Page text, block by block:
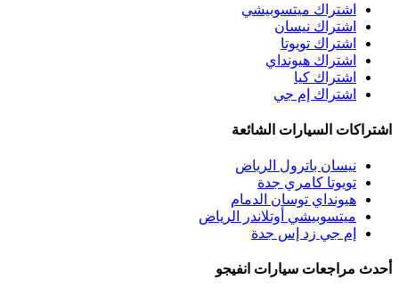
اشتراك ميتسوبيشي
اشتراك نيسان
اشتراك تويوتا
اشتراك هيونداي
اشتراك كيا
اشتراك إم جي
اشتراكات السيارات الشائعة
نيسان باترول الرياض
تويوتا كامري جدة
هيونداي توسان الدمام
ميتسوبيشي أوتلاندر الرياض
إم جي زد إس جدة
أحدث مراجعات سيارات انفيجو